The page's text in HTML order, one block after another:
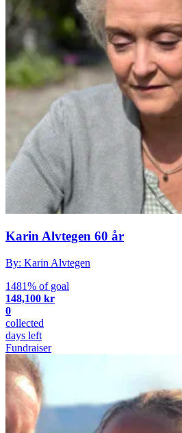
Karin Alvtegen 60 år
By: Karin Alvtegen
1481% of goal
148,100 kr
0
collected
days left
Fundraiser